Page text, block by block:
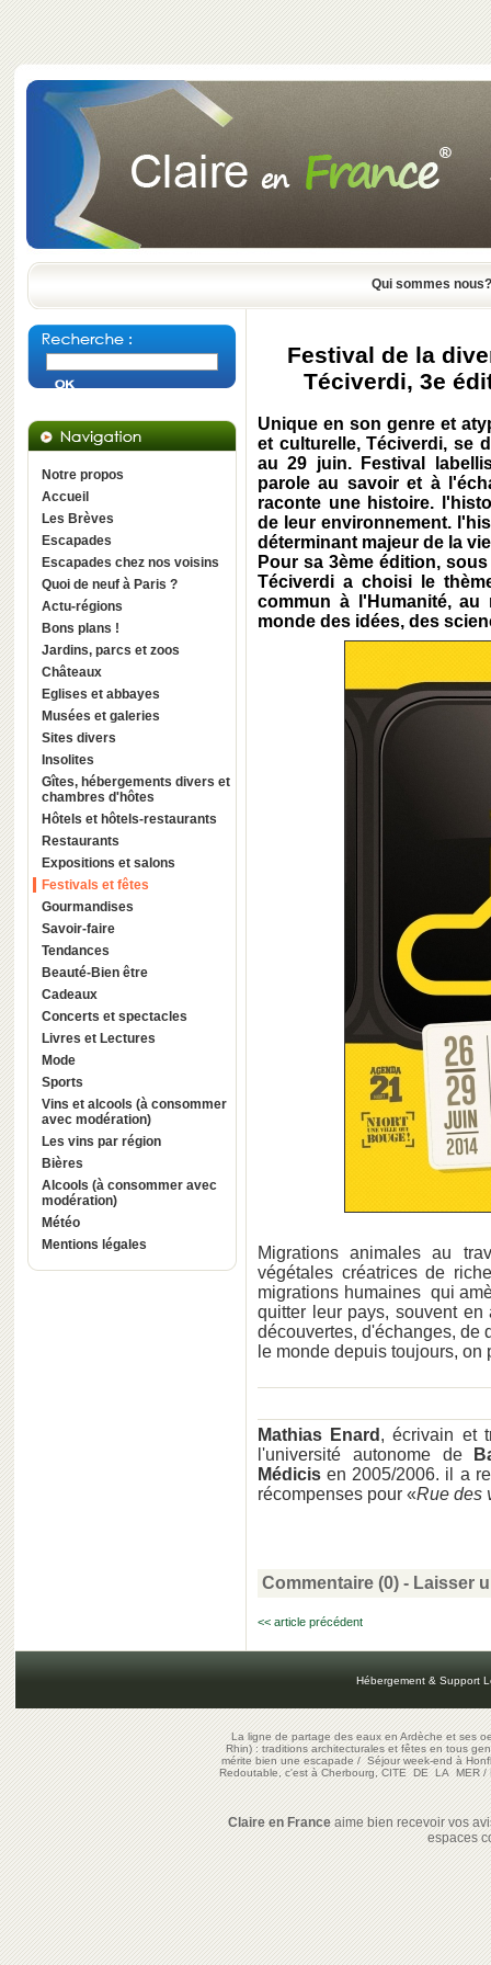
Qui sommes nous?
Notre propos
Accueil
Les Brèves
Escapades
Escapades chez nos voisins
Quoi de neuf à Paris ?
Actu-régions
Bons plans !
Jardins, parcs et zoos
Châteaux
Eglises et abbayes
Musées et galeries
Sites divers
Insolites
Gîtes, hébergements divers et
chambres d'hôtes
Hôtels et hôtels-restaurants
Restaurants
Expositions et salons
Festivals et fêtes
Gourmandises
Savoir-faire
Tendances
Beauté-Bien être
Cadeaux
Concerts et spectacles
Livres et Lectures
Mode
Sports
Vins et alcools (à consommer
avec modération)
Les vins par région
Bières
Alcools (à consommer avec
modération)
Météo
Mentions légales
Festival de la
Téciverdi, 3e
Unique en son genre et
et culturelle, Téciverdi, se
au 29 juin. Festival
parole au savoir et à
raconte une histoire.
de leur environnement.
déterminant majeur de la
Pour sa 3ème édition,
Téciverdi a choisi le
commun à l'Humanité,
monde des idées, des
Migrations animales au
végétales créatrices de
migrations humaines qui
quitter leur pays, souvent
découvertes, d'échanges, de
le monde depuis toujours,
Mathias Enard , écrivain et
l'université autonome de
Médicis en 2005/2006. il a
récompenses pour «Rue des
Commentaire (0) - Laisser
<< article précédent
Hébergement & Support
La ligne de partage des eaux en Ardèche et ses
Rhin) : traditions architecturales et fêtes en tous
mérite bien une escapade/Séjour week-end à
Redoutable, c'est à Cherbourg, CITE DE LA MER/
Claire en Franceaime bien recevoir vos
espaces